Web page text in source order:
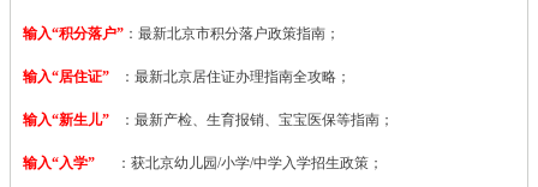
输入“积分落户” ：最新北京市积分落户政策指南；
输入“居住证” ：最新北京居住证办理指南全攻略；
输入“新生儿” ：最新产检、生育报销、宝宝医保等指南；
输入“入学” ：获北京幼儿园/小学/中学入学招生政策；